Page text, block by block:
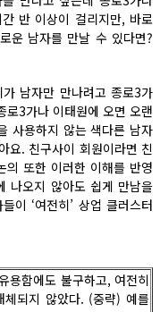
반 이상이 걸리지만, 바로
운 남자를 만날 수 있다면?
남자만 만나려고 종로3가
로3가나 이태원에 오면 오랜
사용하지 않는 색다른 남자
요. 친구사이 회원이라면 친
의 또한 이러한 이해를 반영
나오지 않아도 쉽게 만남을
이 ‘여전히’ 상업 클러스터
용함에도 불구하고, 여전히
체되지 않았다. (중략) 예를